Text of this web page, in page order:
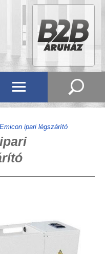
Emicon ipari légszárító